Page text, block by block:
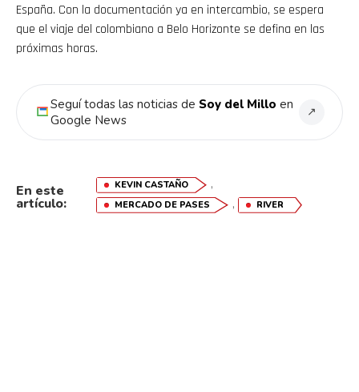
España. Con la documentación ya en intercambio, se espera
que el viaje del colombiano a Belo Horizonte se defina en las
próximas horas.
Seguí todas las noticias de Soy del Millo en
Google News
↗
En este
artículo:
KEVIN CASTAÑO ,
MERCADO DE PASES , RIVER